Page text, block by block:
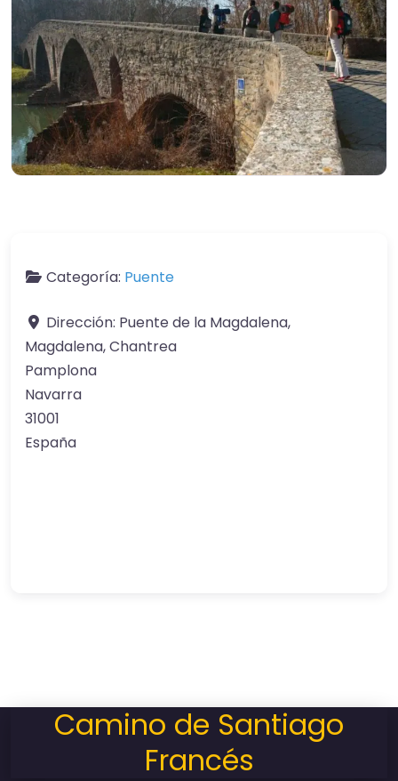
Categoría: Puente
Dirección: Puente de la Magdalena,
Magdalena, Chantrea
Pamplona
Navarra
31001
España
Camino de Santiago
Francés